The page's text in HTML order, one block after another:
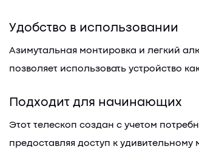
Удобство в использовании
Азимутальная монтировка и легкий
позволяет использовать устройство
Подходит для начинающих
Этот телескоп создан с учетом
предоставляя доступ к удивительному